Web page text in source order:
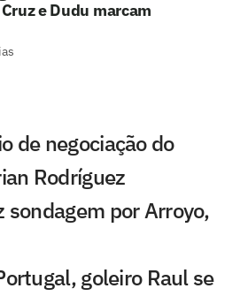
e Dudu marcam
de negociação do
Rodríguez
sondagem por Arroyo,
goleiro Raul se